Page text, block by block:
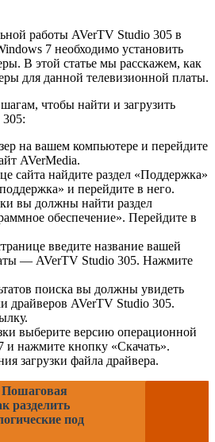
работы AVerTV Studio 305 в
7 необходимо установить
В этой статье мы расскажем, как
для данной телевизионной платы.
чтобы найти и загрузить
на вашем компьютере и перейдите
AVerMedia.
сайта найдите раздел «Поддержка»
и перейдите в него.
вы должны найти раздел
обеспечение». Перейдите в
введите название вашей
— AVerTV Studio 305. Нажмите
поиска вы должны увидеть
драйверов AVerTV Studio 305.
выберите версию операционной
и нажмите кнопку «Скачать».
загрузки файла драйвера.
Пошаговая
разделить
под